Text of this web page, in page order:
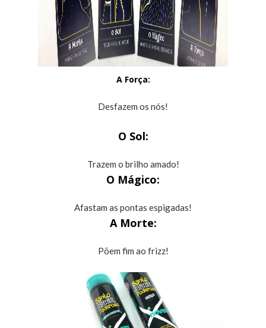
A Força:
Desfazem os nós!
O Sol:
Trazem o brilho amado!
O Mágico:
Afastam as pontas espigadas!
A Morte:
Põem fim ao frizz!